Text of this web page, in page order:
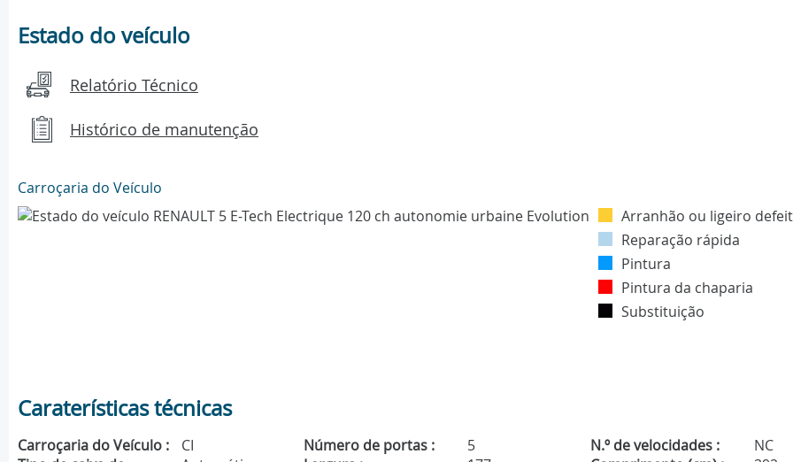
Estado do veículo
Relatório Técnico
Histórico de manutenção
Carroçaria do Veículo
Arranhão ou ligeiro
Reparação rápida
Pintura
Pintura da chaparia
Substituição
Caraterísticas técnicas
Carroçaria do Veículo : CI Número de portas : 5 N.º de velocidades :
NC